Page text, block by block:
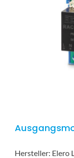
Hersteller: Elero